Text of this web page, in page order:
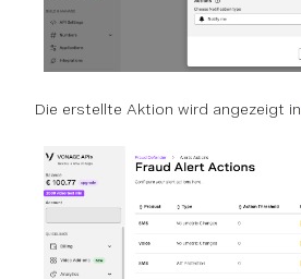
Die erstellte Aktion wird angezeigt in